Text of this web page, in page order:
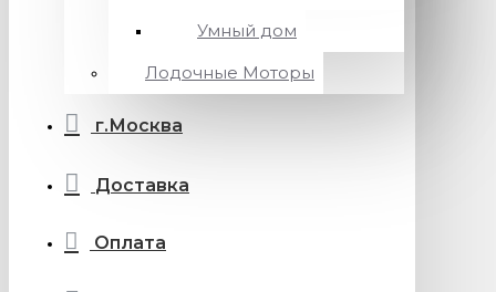
Умный дом
Лодочные Моторы
г.Москва
Доставка
Оплата